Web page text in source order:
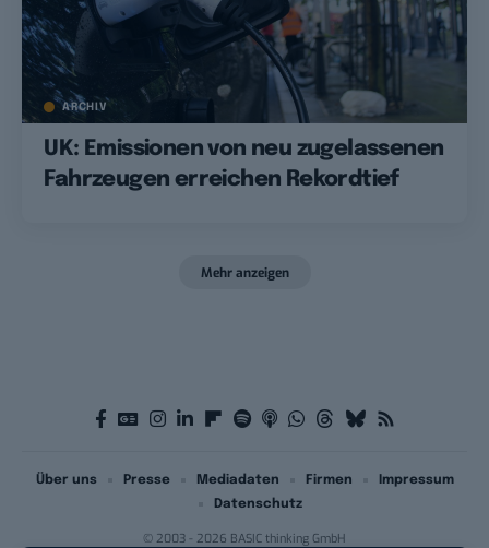
ARCHIV
UK: Emissionen von neu zugelassenen
Fahrzeugen erreichen Rekordtief
Mehr anzeigen
© 2003 - 2026 BASIC thinking GmbH
Über uns Presse Mediadaten Firmen
Impressum
Datenschutz